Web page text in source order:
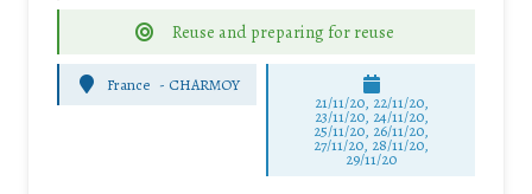
Reuse and preparing for reuse
France - CHARMOY
21/11/20, 22/11/20,
23/11/20, 24/11/20,
25/11/20, 26/11/20,
27/11/20, 28/11/20,
29/11/20